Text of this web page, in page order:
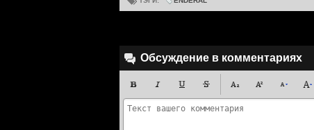
Обсуждение в комментариях